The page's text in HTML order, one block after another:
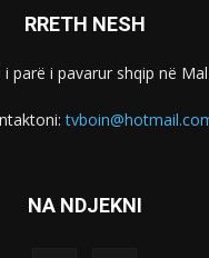
RRETH NESH
i parë i pavarur shqip në
NA NDJEKNI